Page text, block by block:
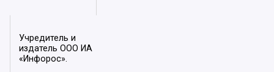
Учредитель и
издатель ООО ИА
«Инфорос».